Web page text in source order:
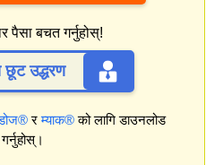
पैसा बचत गर्नुहोस्!
छूट उद्धरण
रम्याक®को लागि डाउनलोड
गर्नुहोस्।